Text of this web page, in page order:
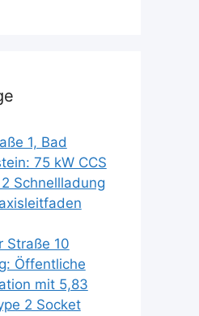
1, Bad
75 kW CCS
Schnellladung
Straße 10
Öffentliche
mit 5,83
2 Socket